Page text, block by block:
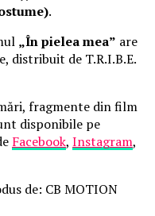
.
„În pielea mea” are
distribuit de T.R.I.B.E.
fragmente din film
disponibile pe
Facebook, Instagram,
de: CB MOTION